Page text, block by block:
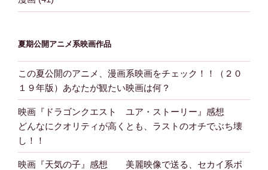
夏期公開アニメ系映画作品
この夏公開のアニメ、漫画系映画をチェック！！（２０
１９年版）あなたが観たい映画は何？
映画『ドラゴンクエスト ユア・ストーリー』感想
どんなにクオリティが高くとも、ラストのオチでぶち壊
し！！
映画『天気の子』感想 美麗映像で送る、セカイ系ボ